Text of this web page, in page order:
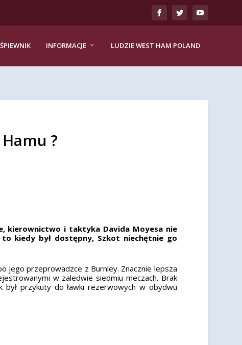
INFORMACJE LUDZIE WEST HAM POLAND
?
kierownictwo i taktyka Davida Moyesa nie
kiedy był dostępny, Szkot niechętnie go
jego przeprowadzce z Burnley. Znacznie lepsza
w zaledwie siedmiu meczach. Brak
był przykuty do ławki rezerwowych w obydwu